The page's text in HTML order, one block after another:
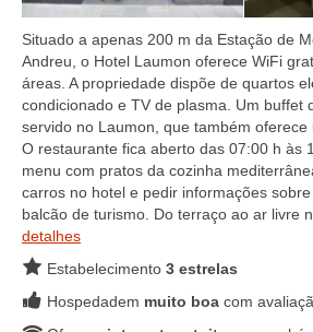
Situado a apenas 200 m da Estação de
Andreu, o Hotel Laumon oferece WiFi
áreas. A propriedade dispõe de quartos
condicionado e TV de plasma. Um buffet
servido no Laumon, que também oferece
O restaurante fica aberto das 07:00 h às
menu com pratos da cozinha
carros no hotel e pedir informações
balcão de turismo. Do terraço ao ar livre
detalhes
Estabelecimento 3 estrelas
Hospedadem muito boa com